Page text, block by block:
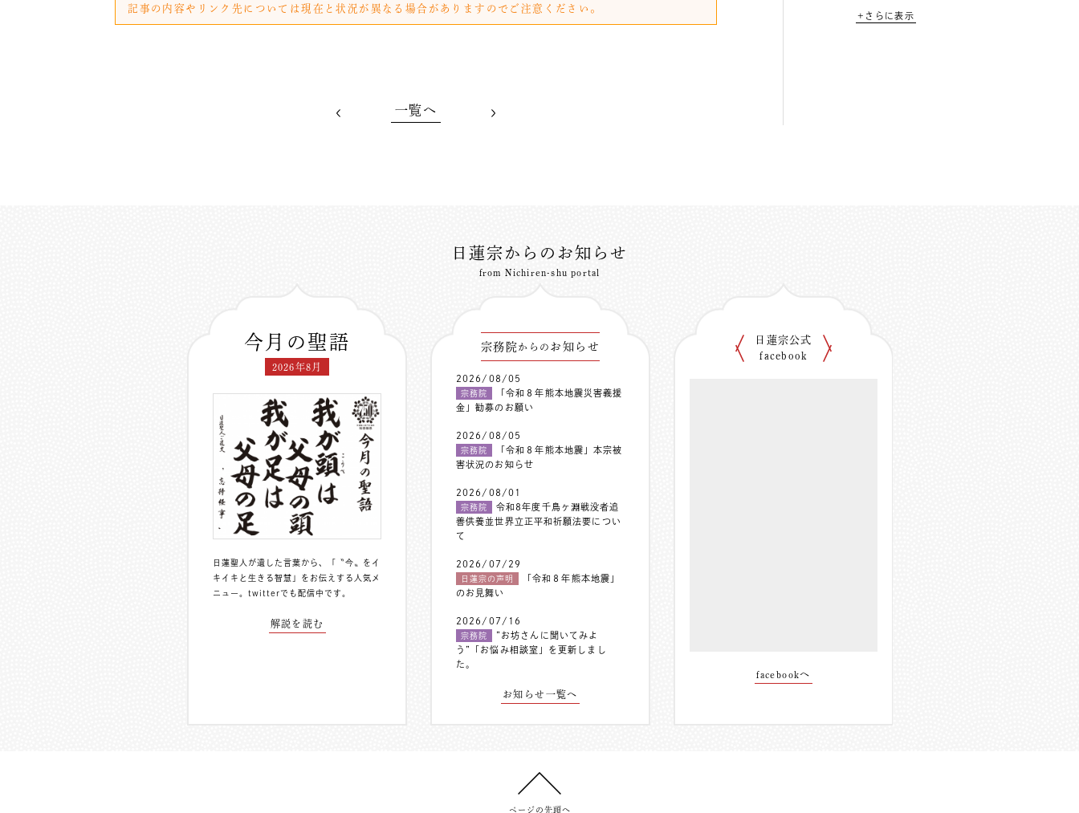
記事の内容やリンク先については現在と状況が異なる場合がありますのでご注意ください。
一覧へ
+さらに表示
日蓮宗からのお知らせ
from Nichiren-shu portal
今月の聖語
2026年8月
日蓮聖人が遺した言葉から、「〝今〟をイ
キイキと生きる智慧」をお伝えする人気メ
ニュー。 twitterでも配信中 です。
解説を読む
宗務院からの お知らせ
2026/08/05
宗務院
「令和８年熊本地震災害義援
金」勧募のお願い
2026/08/05
宗務院
「令和８年熊本地震」本宗被
害状況のお知らせ
2026/08/01
宗務院
令和8年度千鳥ヶ淵戦没者追
善供養並世界立正平和祈願法要につい
て
2026/07/29
日蓮宗の声明
「令和８年熊本地震」
のお見舞い
2026/07/16
宗務院
”お坊さんに聞いてみよ
う”「お悩み相談室」を更新しまし
た。
お知らせ一覧へ
日蓮宗公式
facebook
facebookへ
ページの先頭へ